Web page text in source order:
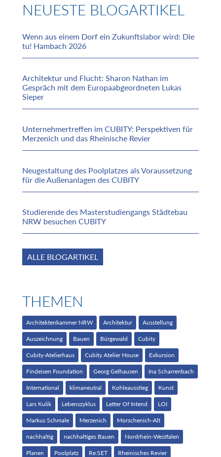
NEUESTE BLOGARTIKEL
Wenn aus einem Dorf ein Zukunftslabor wird: Die
tu! Hambach 2026
Architektur und Flucht: Sharon Nathan im
Gespräch mit dem Europaabgeordneten Lukas
Sieper
Unternehmertreffen im CUBITY: Perspektiven für
Merzenich und das Rheinische Revier
Neugestaltung des Poolplatzes als Voraussetzung
für die Außenanlagen des CUBITY
Studierende des Masterstudiengangs Städtebau
NRW besuchen CUBITY
ALLE BLOGARTIKEL
THEMEN
Architektenkammer NRW Architektur Ausstellung
Auszeichnung Bauen Bürgewald Cubity
Cubity-Atelierhaus Cubity Atelier House Exkursion
Findeisen Foundation Georg Gelhausen Ina Scharrenbach
International klimaneutral Kohleausstieg Kunst
Lars Kulik Lebenszyklus Letter Of Intend LOI
Markus Schmale Merzenich Morschenich-Alt
nachhaltig nachhaltiges Bauen Nordrhein-Westfalen
Planen Poolplatz Re:SET Rheinisches Revier